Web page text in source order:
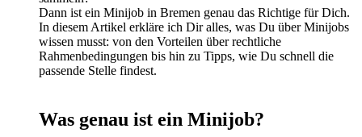
Dann ist ein Minijob in Bremen genau das Richtige für Dich.
In diesem Artikel erkläre ich Dir alles, was Du über Minijobs
wissen musst: von den Vorteilen über rechtliche
Rahmenbedingungen bis hin zu Tipps, wie Du schnell die
passende Stelle findest.
Was genau ist ein Minijob?